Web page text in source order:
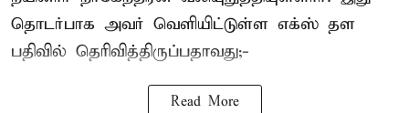
தொடர்பாக அவர் வெளியிட்டுள்ள எக்ஸ் தள
பதிவில் தெரிவித்திருப்பதாவது;-
Read More